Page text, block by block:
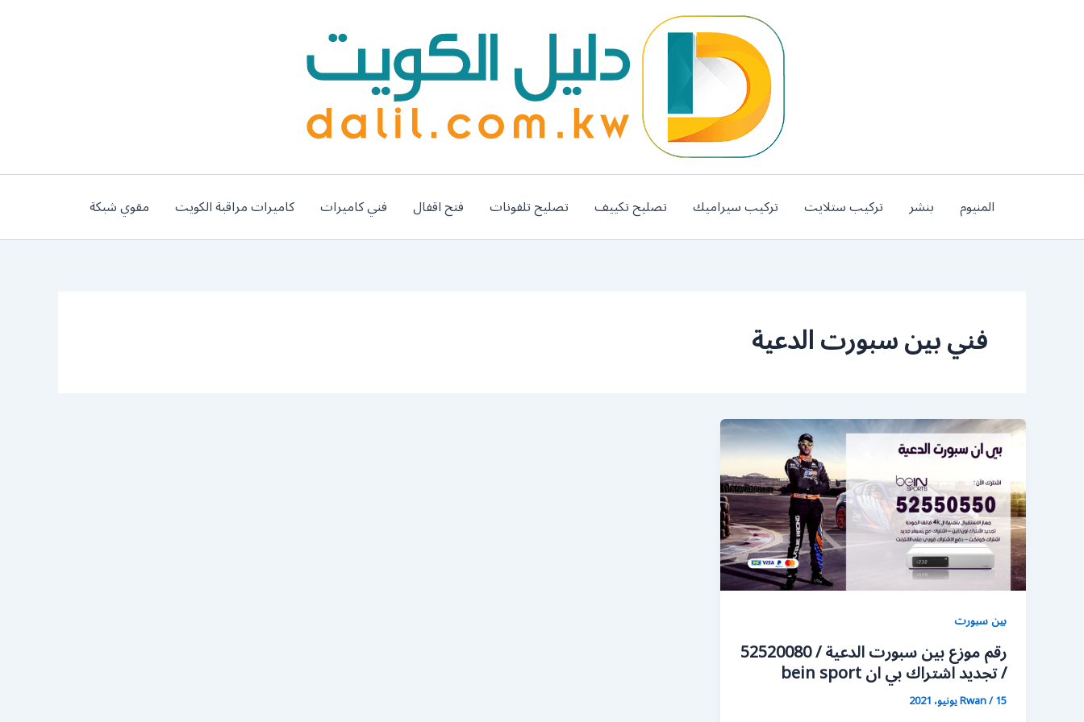
المنيوم بنشر تركيب ستلايت تركيب سيراميك تصليح تكييف تصليح تلفونات فتح اقفال فني كاميرات كاميرات مراقبة الكويت مقوي شبكة
فني بين سبورت الدعية
بين سبورت
رقم موزع بين سبورت الدعية / 52520080
/ تجديد اشتراك بي ان bein sport
Rwan/15 يونيو، 2021